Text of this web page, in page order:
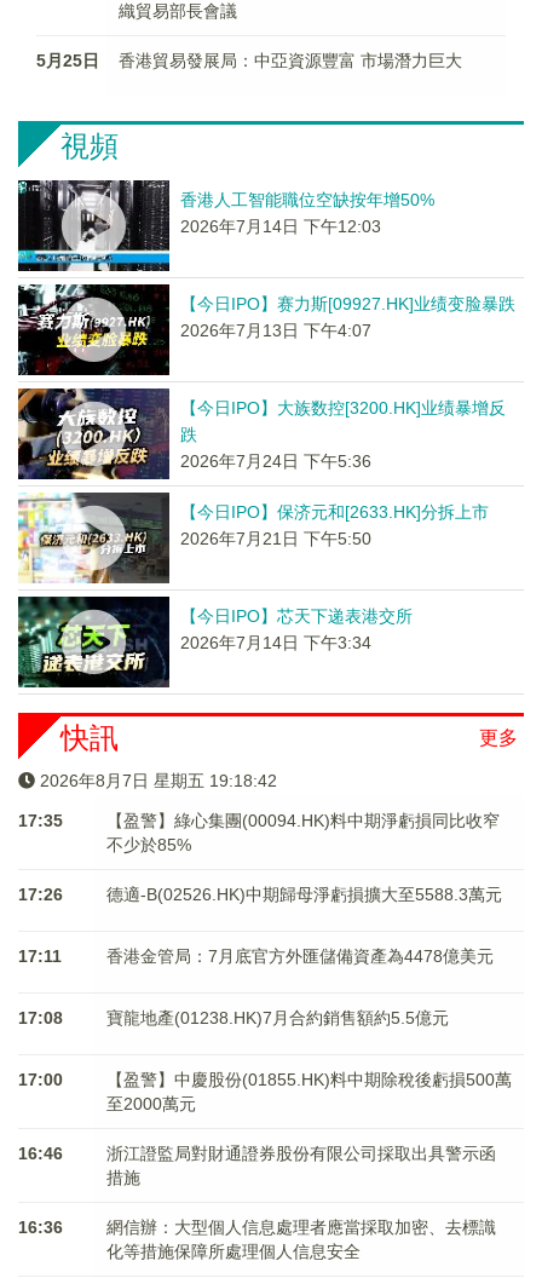
織貿易部長會議
5月25日 香港貿易發展局：中亞資源豐富 市場潛力巨大
視頻
香港人工智能職位空缺按年增50%
2026年7月14日 下午12:03
【今日IPO】赛力斯[09927.HK]业绩变脸暴跌
2026年7月13日 下午4:07
【今日IPO】大族数控[3200.HK]业绩暴增反
跌
2026年7月24日 下午5:36
【今日IPO】保济元和[2633.HK]分拆上市
2026年7月21日 下午5:50
【今日IPO】芯天下递表港交所
2026年7月14日 下午3:34
更多
快訊
2026年8月7日 星期五 19:18:43
17:35
【盈警】綠心集團(00094.HK)料中期淨虧損同比收窄
不少於85%
17:26 德適-B(02526.HK)中期歸母淨虧損擴大至5588.3萬元
17:11 香港金管局：7月底官方外匯儲備資產為4478億美元
17:08 寶龍地產(01238.HK)7月合約銷售額約5.5億元
17:00
【盈警】中慶股份(01855.HK)料中期除稅後虧損500萬
至2000萬元
16:46
浙江證監局對財通證券股份有限公司採取出具警示函
措施
16:36
網信辦：大型個人信息處理者應當採取加密、去標識
化等措施保障所處理個人信息安全